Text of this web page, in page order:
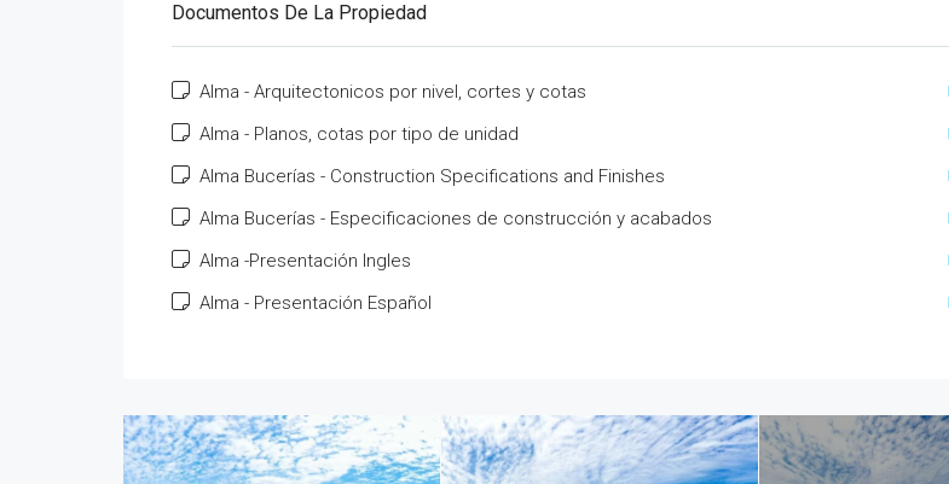
Documentos De La Propiedad
Alma - Arquitectonicos por nivel, cortes y cotas
Alma - Planos, cotas por tipo de unidad
Alma Bucerías - Construction Specifications and Finishes
Alma Bucerías - Especificaciones de construcción y acabados
Alma -Presentación Ingles
Alma - Presentación Español